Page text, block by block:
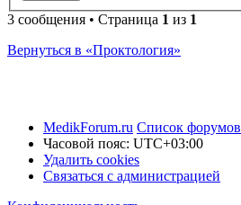
3 сообщения • Страница 1 из 1
Вернуться в «Проктология»
MedikForum.ru Список форумов
Часовой пояс: UTC+03:00
Удалить cookies
Связаться с администрацией